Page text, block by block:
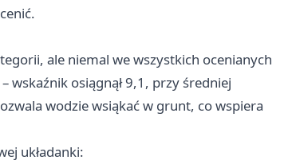
ale niemal we wszystkich ocenianych
wskaźnik osiągnął 9,1, przy średniej
wodzie wsiąkać w grunt, co wspiera
układanki: